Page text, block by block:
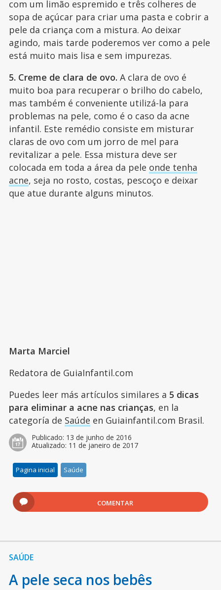
com um limão espremido e três colheres de
sopa de açúcar para criar uma pasta e cobrir a
pele da criança com a mistura. Ao deixar
agindo, mais tarde poderemos ver como a pele
está muito mais lisa e sem impurezas.
5. Creme de clara de ovo. A clara de ovo é
muito boa para recuperar o brilho do cabelo,
mas também é conveniente utilizá-la para
problemas na pele, como é o caso da acne
infantil. Este remédio consiste em misturar
claras de ovo com um jorro de mel para
revitalizar a pele. Essa mistura deve ser
colocada em toda a área da pele onde tenha
acne, seja no rosto, costas, pescoço e deixar
que atue durante alguns minutos.
Marta Marciel
Redatora de GuiaInfantil.com
Puedes leer más artículos similares a 5 dicas
para eliminar a acne nas crianças, en la
categoría de Saúde en Guiainfantil.com Brasil.
Publicado: 13 de junho de 2016
Atualizado: 11 de janeiro de 2017
Pagina inicial Saúde
COMENTAR
SAÚDE
A pele seca nos bebês